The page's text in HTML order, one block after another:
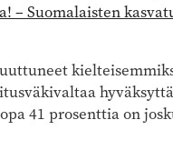
– Suomalaisten
41 prosenttia on